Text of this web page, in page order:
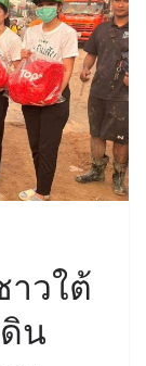
วใต้
น